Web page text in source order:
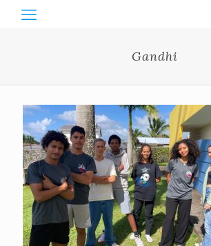
Gandhi